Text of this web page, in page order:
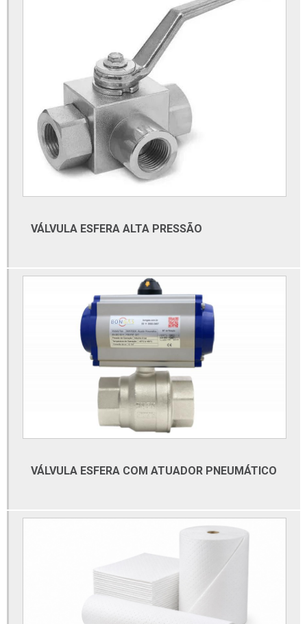
Conexões para tubos de aço carbono
Conexões sanitárias
Conexões sanitárias em aço inox
Conexões tubo galvanizado
Conexões tubulares
Conexões tubulares aço carbono
Conexões tubulares aço inox
Distribuidor de materiais elétricos
Distribuidora de cabos e fios elétricos
Distribuidora de furadeira
Distribuidora de materiais elétricos de alta tensão
Distribuidora de tubos de aço inox
Empresa de automação industrial
Empresa de automação industrial sp
Empresas de automação industrial em são paulo
Esmerilhadeiras valores
Ferramentas beta distribuidores
VÁLVULA ESFERA ALTA PRESSÃO
VÁLVULA ESFERA COM ATUADOR PNEUMÁTICO